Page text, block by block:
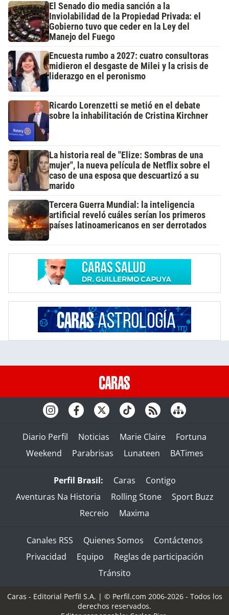
El Senado dio media sanción a la
Inviolabilidad de la Propiedad Privada: el
Gobierno tuvo que ceder en la Ley del
Manejo del Fuego
Encuesta rumbo a 2027: cuatro consultoras
midieron el desgaste de Milei y la crisis de
liderazgo en el peronismo
Ricardo Lorenzetti se metió en el debate
sobre la inhabilitación de Cristina Kirchner
La historia real de "Elize: Sombras de una
mujer", la nueva película de Netflix sobre el
caso de una esposa que descuartizó a su
marido
Tercera Guerra Mundial: la inteligencia
artificial reveló cuáles serían los primeros
países latinoamericanos en ser derrotados
Diario Perfil Noticias Marie Claire
Fortuna
Weekend
Parabrisas Lunateen BATimes
Perfil Brasil: Caras
Contigo
Aventuras Na Historia
Rolling Stone
Sport Buzz
Recreio
Maxima
Canales RSS Quienes Somos
Contáctenos
Privacidad
Equipo
Reglas de participación
Tránsito
Caras - Editorial Perfil S.A. | © Perfil.com 2006-2026 - Todos los
derechos reservados.